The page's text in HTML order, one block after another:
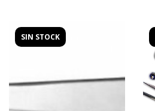
SIN STOCK